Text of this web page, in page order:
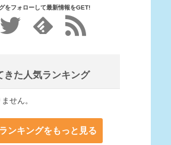
をフォローして最新情報をGET!
きた人気ランキング
せん。
ンキングをもっと見る